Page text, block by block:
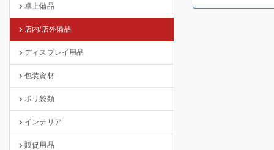
卓上備品
店内/店外備品
ディスプレイ用品
包装資材
ポリ袋類
インテリア
販促用品